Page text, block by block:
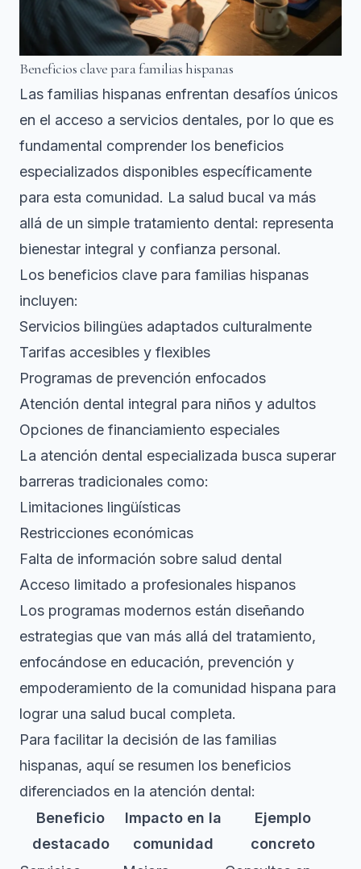
Beneficios clave para familias hispanas
Las familias hispanas enfrentan desafíos únicos
en el acceso a servicios dentales, por lo que es
fundamental comprender los beneficios
especializados disponibles específicamente
para esta comunidad. La salud bucal va más
allá de un simple tratamiento dental: representa
bienestar integral y confianza personal.
Los beneficios clave para familias hispanas
incluyen:
Servicios bilingües adaptados culturalmente
Tarifas accesibles y flexibles
Programas de prevención enfocados
Atención dental integral para niños y adultos
Opciones de financiamiento especiales
La atención dental especializada busca superar
barreras tradicionales como:
Limitaciones lingüísticas
Restricciones económicas
Falta de información sobre salud dental
Acceso limitado a profesionales hispanos
Los programas modernos están diseñando
estrategias que van más allá del tratamiento,
enfocándose en educación, prevención y
empoderamiento de la comunidad hispana para
lograr una salud bucal completa.
Para facilitar la decisión de las familias
hispanas, aquí se resumen los beneficios
diferenciados en la atención dental:
Beneficio
destacado
Impacto en la
comunidad
Ejemplo
concreto